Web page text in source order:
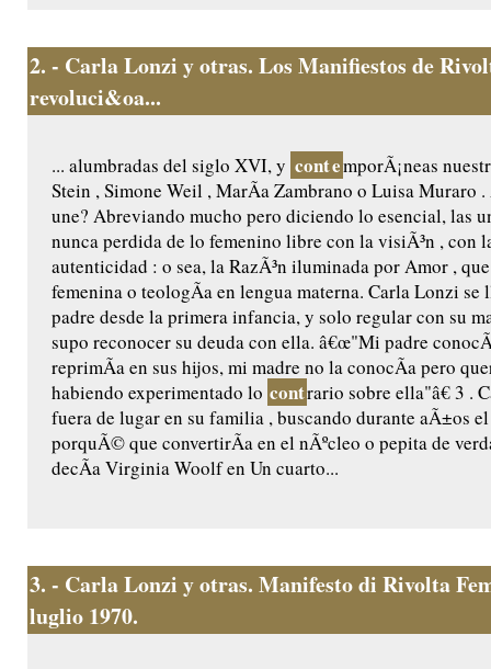
2. - Carla Lonzi y otras. Los Manifiestos de
revoluci&oa...
... alumbradas del siglo XVI, y contemporÃ¡neas
Stein , Simone Weil , MarÃ­a Zambrano o Luisa Muraro
une? Abreviando mucho pero diciendo lo esencial, las
nunca perdida de lo femenino libre con la visiÃ³n , con
autenticidad : o sea, la RazÃ³n iluminada por Amor ,
femenina o teologÃ­a en lengua materna. Carla Lonzi se
padre desde la primera infancia, y solo regular con su
supo reconocer su deuda con ella. â€œ"Mi padre
reprimÃ­a en sus hijos, mi madre no la conocÃ­a pero
habiendo experimentado lo contrario sobre ella"â€ 3 .
fuera de lugar en su familia , buscando durante aÃ±os
porquÃ© que convertirÃ­a en el nÃºcleo o pepita de
decÃ­a Virginia Woolf en Un cuarto...
3. - Carla Lonzi y otras. Manifesto di Rivolta
luglio 1970.